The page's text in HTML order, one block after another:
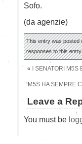
Sofo.
(da agenzie)
This entry was posted
responses to this
« I SENATORI
“M5S HA SEMPRE
Leave a
You must be